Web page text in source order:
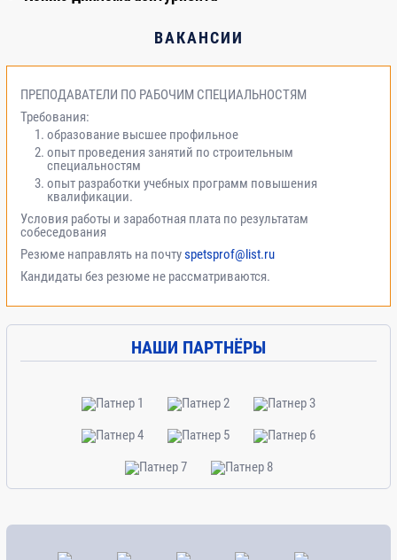
ВАКАНСИИ
ПРЕПОДАВАТЕЛИ ПО РАБОЧИМ СПЕЦИАЛЬНОСТЯМ
Требования:
образование высшее профильное
опыт проведения занятий по строительным
специальностям
опыт разработки учебных программ повышения
квалификации.
Условия работы и заработная плата по результатам
собеседования
Резюме направлять на почтуspetsprof@list.ru
Кандидаты без резюме не рассматриваются.
НАШИ ПАРТНЁРЫ